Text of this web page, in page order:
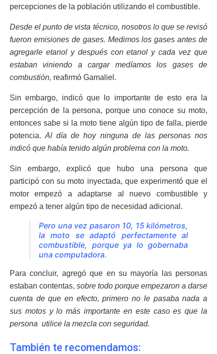
percepciones de la población utilizando el combustible.
Desde el punto de vista técnico, nosotros lo que se revisó
fueron emisiones de gases. Medimos los gases antes de
agregarle etanol y después con etanol y cada vez que
estaban viniendo a cargar medíamos los gases de
combustión, reafirmó Gamaliel.
Sin embargo, indicó que lo importante de esto era la
percepción de la persona, porque uno conoce su moto,
entonces sabe si la moto tiene algún tipo de falla, pierde
potencia.Al día de hoy ninguna de las personas nos
indicó que había tenido algún problema con la moto.
Sin embargo, explicó que hubo una persona que
participó con su moto inyectada, que experimentó que el
motor empezó a adaptarse al nuevo combustible y
empezó a tener algún tipo de necesidad adicional.
Pero una vez pasaron 10, 15 kilómetros,
la moto se adaptó perfectamente al
combustible, porque ya lo gobernaba
una computadora.
Para concluir, agregó que en su mayoría las personas
estaban contentas, sobre todo porque empezaron a darse
cuenta de que en efecto, primero no le pasaba nada a
sus motos y lo más importante en este caso es que la
persona utilice la mezcla con seguridad.
También te recomendamos: